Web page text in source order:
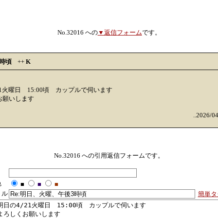
No.32016 への▼返信フォームです。
頃 ++ K
火曜日 15:00頃 カップルで伺います
願いします
..2026/
No.32016 への引用返信フォームです。
■ ■
■
ル
簡単タ